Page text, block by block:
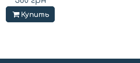
Купить